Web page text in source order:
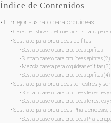
Índice de Contenidos
El mejor sustrato para orquídeas
Características del mejor sustrato para
Sustrato para orquídeas epifitas
Sustrato casero para orquídeas epifitas
Sustrato casero para orquídeas epifitas (2)
Mezcla casera para orquídeas epifitas (3)
Sustrato casero para orquídeas epifitas (4)
Sustrato para orquídeas terrestres y
Sustrato casero para orquídeas terrestres y
Sustrato casero para orquídeas terrestres y
Sustrato para orquídeas
Sustrato casero para orquídeas